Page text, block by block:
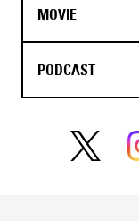
MOVIE
PODCAST